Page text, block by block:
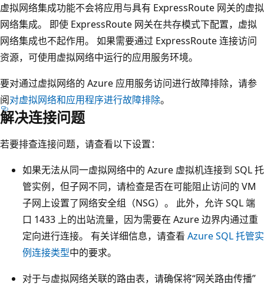
虚拟网络集成功能不会将应用与具有 ExpressRoute 网关的虚拟
网络集成。 即使 ExpressRoute 网关在共存模式下配置，虚拟
网络集成也不起作用。 如果需要通过 ExpressRoute 连接访问
资源，可使用虚拟网络中运行的应用服务环境。
要对通过虚拟网络的 Azure 应用服务访问进行故障排除，请参
阅对虚拟网络和应用程序进行故障排除。
解决连接问题
若要排查连接问题，请查看以下设置：
如果无法从同一虚拟网络中的 Azure 虚拟机连接到 SQL 托
管实例，但子网不同，请检查是否在可能阻止访问的 VM
子网上设置了网络安全组（NSG）。 此外，允许 SQL 端
口 1433 上的出站流量，因为需要在 Azure 边界内通过重
定向进行连接。 有关详细信息，请查看 Azure SQL 托管实
例连接类型中的要求。
对于与虚拟网络关联的路由表，请确保将“网关路由传播”